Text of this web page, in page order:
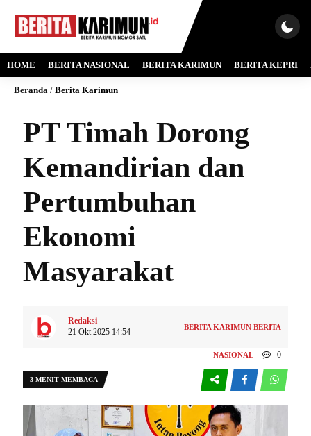
HOME BERITA NASIONAL BERITA KARIMUN BERITA KEPRI
Beranda / Berita Karimun
PT Timah Dorong
Kemandirian dan
Pertumbuhan
Ekonomi
Masyarakat
Redaksi
21 Okt 2025 14:54
BERITA KARIMUN BERITA
NASIONAL 0
3 MENIT MEMBACA